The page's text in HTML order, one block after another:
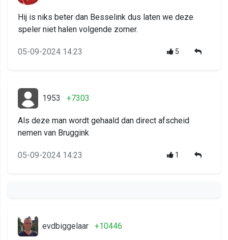
Hij is niks beter dan Besselink dus laten we deze
speler niet halen volgende zomer.
05-09-2024 14:23 5
1953 +7303
Als deze man wordt gehaald dan direct afscheid
nemen van Bruggink
05-09-2024 14:23 1
evdbiggelaar +10446